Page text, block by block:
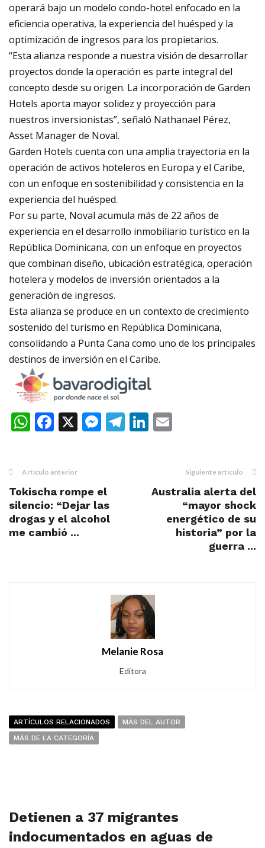
operará bajo un modelo condo-hotel enfocado en la
eficiencia operativa, la experiencia del huésped y la
optimización de ingresos para los propietarios.
“Esta alianza responde a nuestra visión de desarrollar
proyectos donde la operación es parte integral del
concepto desde su origen. La incorporación de Garden
Hotels aporta mayor solidez y proyección para
nuestros inversionistas”, señaló Nathanael Pérez,
Asset Manager de Noval.
Garden Hotels cuenta con una amplia trayectoria en la
operación de activos hoteleros en Europa y el Caribe,
con un enfoque en sostenibilidad y consistencia en la
experiencia del huésped.
Por su parte, Noval acumula más de 22 años de
experiencia en el desarrollo inmobiliario turístico en la
República Dominicana, con un enfoque en proyectos
que combinan diseño, ubicación estratégica, operación
hotelera y modelos de inversión orientados a la
generación de ingresos.
Esta alianza se produce en un contexto de crecimiento
sostenido del turismo en República Dominicana,
consolidando a Punta Cana como uno de los principales
destinos de inversión en el Caribe.
WhatsApp
Facebook
X Messenger
Telegram
LinkedIn
Artículo anterior
Tokischa rompe el
silencio: “Dejar las
drogas y el alcohol
me cambió ...
Siguiente artículo
Australia alerta del
“mayor shock
energético de su
historia” por la
guerra ...
Melanie Rosa
Editora
ARTÍCULOS RELACIONADOS
MÁS DEL AUTOR
MÁS DE LA CATEGORÍA
Detienen a 37 migrantes
indocumentados en aguas de